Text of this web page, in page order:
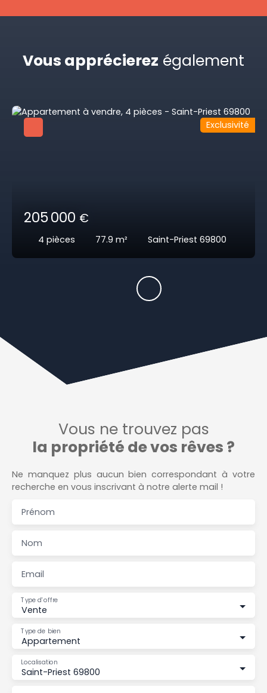
Vous apprécierez également
205 000 €
4 pièces 77.9 m² Saint-Priest 69800
Exclusivité
Vous ne trouvez pas
la propriété de vos rêves ?
Ne manquez plus aucun bien correspondant à votre
recherche en vous inscrivant à notre alerte mail !
Prénom
Nom
Email
Vente
Type d'offre
Appartement
Type de bien
Saint-Priest 69800
Localisation